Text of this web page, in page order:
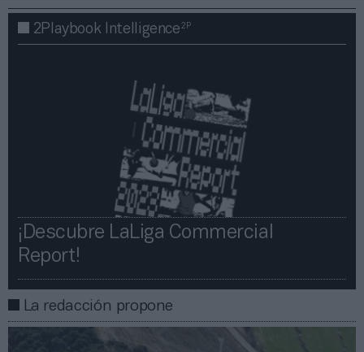
2Playbook Intelligence2P
¡Descubre LaLiga Commercial
Report!​​
La redacción propone